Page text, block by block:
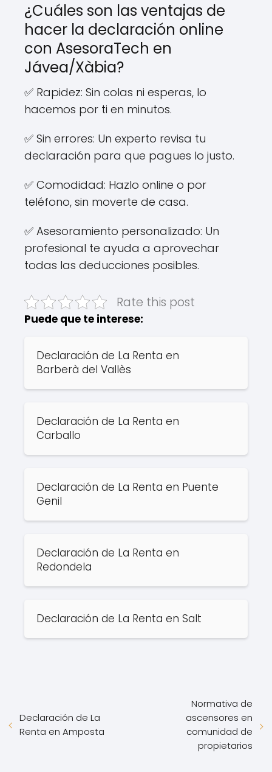
¿Cuáles son las ventajas de
hacer la declaración online
con AsesoraTech en
Jávea/Xàbia?
✅ Rapidez: Sin colas ni esperas, lo
hacemos por ti en minutos.
✅ Sin errores: Un experto revisa tu
declaración para que pagues lo justo.
✅ Comodidad: Hazlo online o por
teléfono, sin moverte de casa.
✅ Asesoramiento personalizado: Un
profesional te ayuda a aprovechar
todas las deducciones posibles.
Rate this post
Puede que te interese:
Declaración de La Renta en
Barberà del Vallès
Declaración de La Renta en
Carballo
Declaración de La Renta en Puente
Genil
Declaración de La Renta en
Redondela
Declaración de La Renta en Salt
Declaración de La
Renta en Amposta
Normativa de
ascensores en
comunidad de
propietarios